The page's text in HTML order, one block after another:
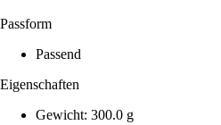
Passform
Passend
Eigenschaften
Gewicht: 300.0 g